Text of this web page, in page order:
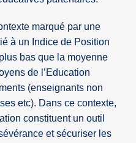
marqué par une
à un Indice de Position
bas que la moyenne
de l’Education
(enseignants non
etc). Dans ce contexte,
constituent un outil
et sécuriser les